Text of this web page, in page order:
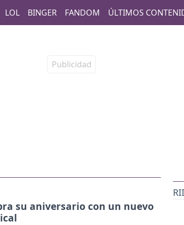
LOL BINGER FANDOM ÚLTIMOS
su aniversario con un nuevo